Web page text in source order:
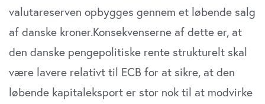
valutareserven opbygges gennem et løbende salg
af danske kroner.Konsekvenserne af dette er, at
den danske pengepolitiske rente strukturelt skal
være lavere relativt til ECB for at sikre, at den
løbende kapitaleksport er stor nok til at modvirke